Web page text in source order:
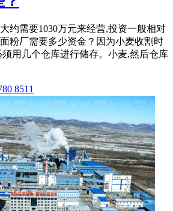
约需要1030万元来经营,投资一般相对
粉厂需要多少资金？因为小麦收割时
用几个仓库进行储存。小麦,然后仓库
8511